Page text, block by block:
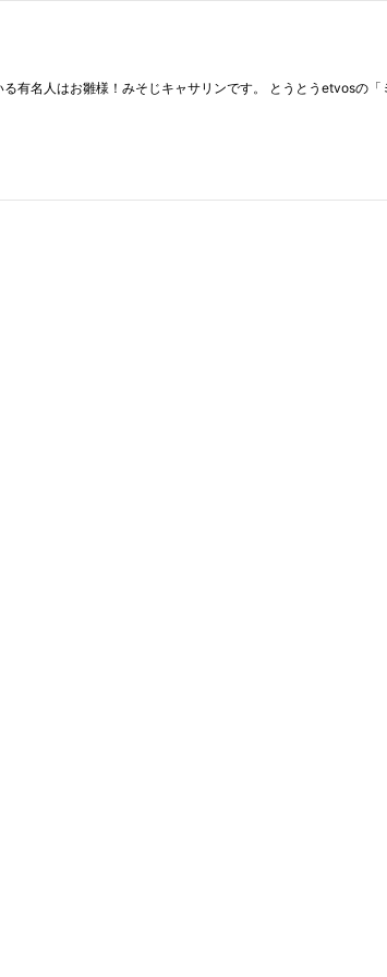
名人はお雛様！みそじキャサリンです。 とうとうetvosの「